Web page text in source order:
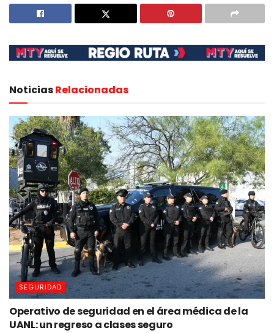
NoticiasRelacionadas
SEGURIDAD
Operativo de seguridad en el área médica de la
UANL: un regreso a clases seguro